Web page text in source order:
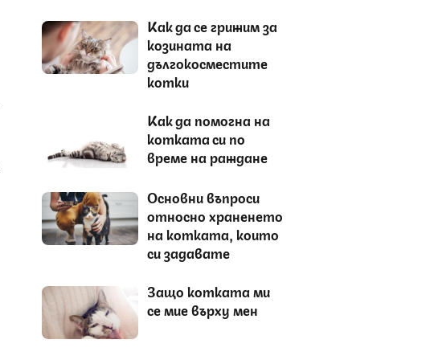
Как да се грижим за
козината на
дългокосместите
котки
Как да помогна на
котката си по
време на раждане
Основни въпроси
относно храненето
на котката, които
си задавате
Защо котката ми
се мие върху мен